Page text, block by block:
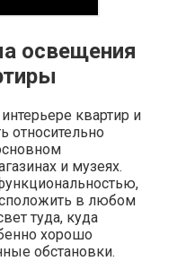
освещения
квартир и
относительно
и музеях.
в любом
туда, куда
хорошо
обстановки.